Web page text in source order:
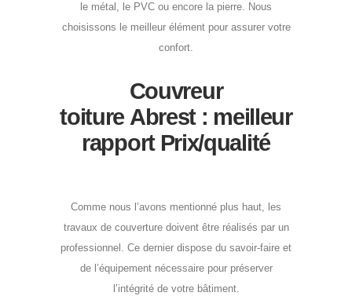
le métal, le PVC ou encore la pierre. Nous
choisissons le meilleur élément pour assurer votre
confort.
Couvreur
toiture Abrest : meilleur
rapport Prix/qualité
Comme nous l’avons mentionné plus haut, les
travaux de couverture doivent être réalisés par un
professionnel. Ce dernier dispose du savoir-faire et
de l’équipement nécessaire pour préserver
l’intégrité de votre bâtiment.